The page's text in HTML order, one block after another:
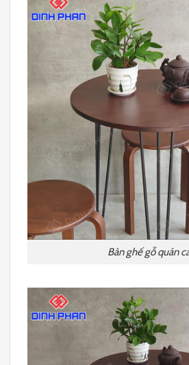
Bàn ghế gỗ quán